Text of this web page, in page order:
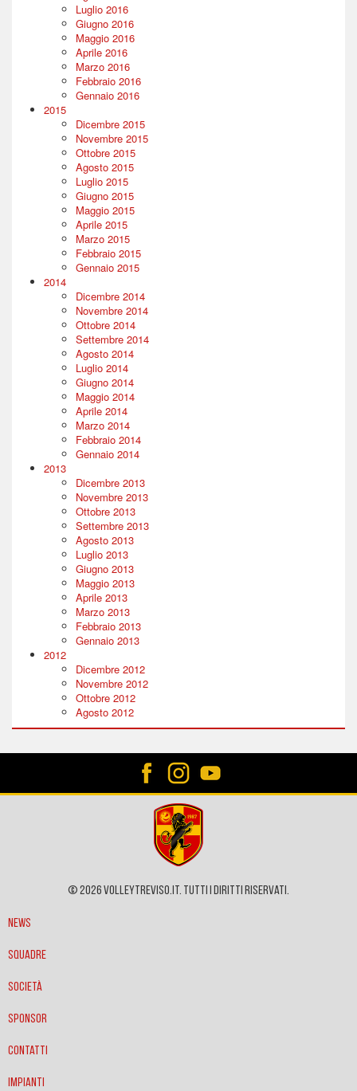
Luglio 2016
Giugno 2016
Maggio 2016
Aprile 2016
Marzo 2016
Febbraio 2016
Gennaio 2016
2015
Dicembre 2015
Novembre 2015
Ottobre 2015
Agosto 2015
Luglio 2015
Giugno 2015
Maggio 2015
Aprile 2015
Marzo 2015
Febbraio 2015
Gennaio 2015
2014
Dicembre 2014
Novembre 2014
Ottobre 2014
Settembre 2014
Agosto 2014
Luglio 2014
Giugno 2014
Maggio 2014
Aprile 2014
Marzo 2014
Febbraio 2014
Gennaio 2014
2013
Dicembre 2013
Novembre 2013
Ottobre 2013
Settembre 2013
Agosto 2013
Luglio 2013
Giugno 2013
Maggio 2013
Aprile 2013
Marzo 2013
Febbraio 2013
Gennaio 2013
2012
Dicembre 2012
Novembre 2012
Ottobre 2012
Agosto 2012
© 2026 VOLLEYTREVISO.IT. Tutti i diritti riservati.
News
Squadre
Società
Sponsor
Contatti
Impianti